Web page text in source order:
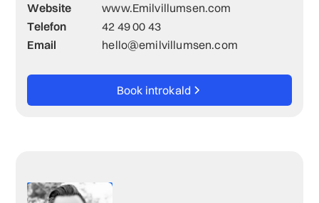
Website
www.Emilvillumsen.com
Telefon
42 49 00 43
Email
hello@emilvillumsen.com
Book introkald